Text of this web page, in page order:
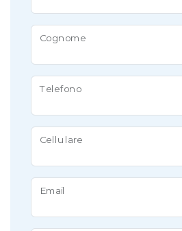
Cognome
Telefono
Cellulare
Email